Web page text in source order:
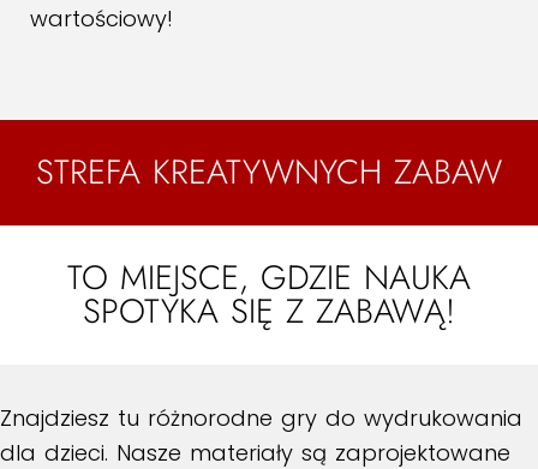
wartościowy!
STREFA KREATYWNYCH ZABAW
TO MIEJSCE, GDZIE NAUKA
SPOTYKA SIĘ Z ZABAWĄ!
Znajdziesz tu różnorodne gry do wydrukowania
dla dzieci. Nasze materiały są zaprojektowane